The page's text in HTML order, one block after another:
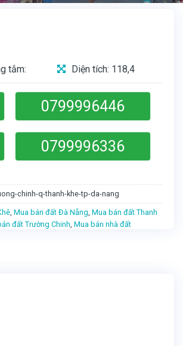
tắm: Diện tích: 118,4
0799996446
0799996336
chinh-q-thanh-khe-tp-da-nang
, Mua bán đất Đà Nẵng, Mua bán đất Thanh
đất Trường Chinh, Mua bán nhà đất